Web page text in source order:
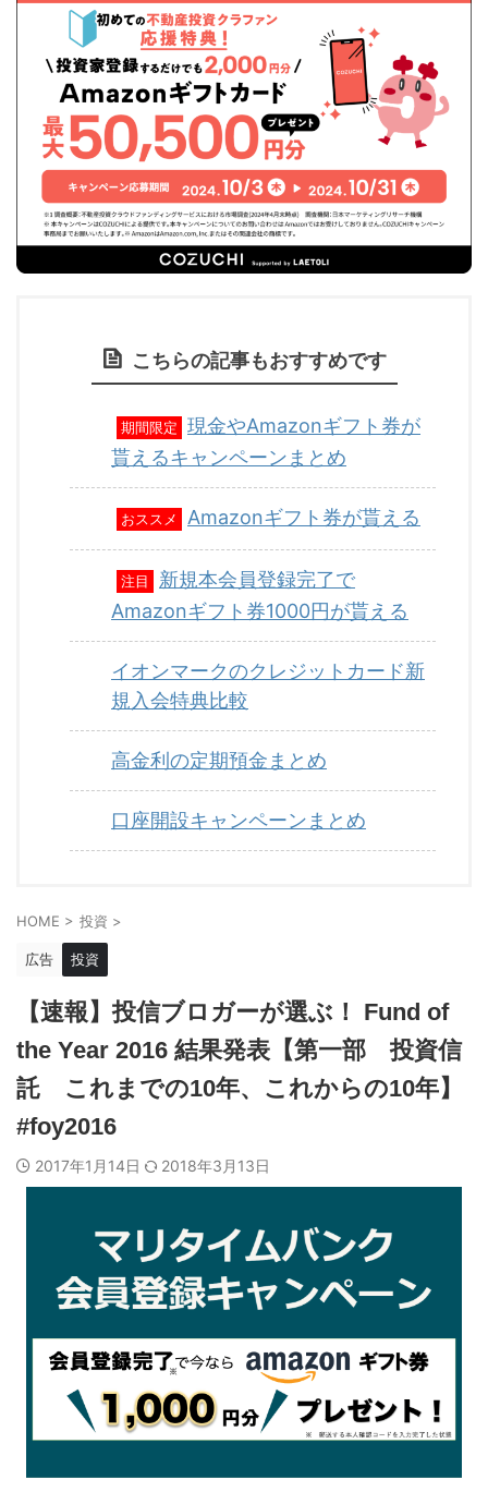
こちらの記事もおすすめです
期間限定
現金やAmazonギフト券が
貰えるキャンペーンまとめ
おススメ Amazonギフト券が貰える
注目
新規本会員登録完了で
Amazonギフト券1000円が貰える
イオンマークのクレジットカード新
規入会特典比較
高金利の定期預金まとめ
口座開設キャンペーンまとめ
HOME > 投資 >
広告 投資
【速報】投信ブロガーが選ぶ！ Fund of
the Year 2016 結果発表【第一部 投資信
託 これまでの10年、これからの10年】
#foy2016
2017年1月14日 2018年3月13日